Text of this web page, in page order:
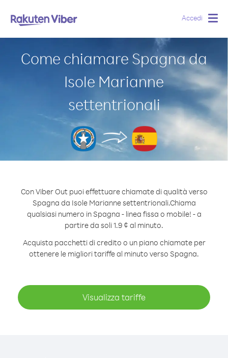
Accedi
Come chiamare Spagna da
Isole Marianne
settentrionali
Con Viber Out puoi effettuare chiamate di qualità verso
Spagna da Isole Marianne settentrionali.Chiama
qualsiasi numero in Spagna - linea fissa o mobile! - a
partire da soli 1.9 ¢ al minuto.
Acquista pacchetti di credito o un piano chiamate per
ottenere le migliori tariffe al minuto verso Spagna.
Visualizza tariffe